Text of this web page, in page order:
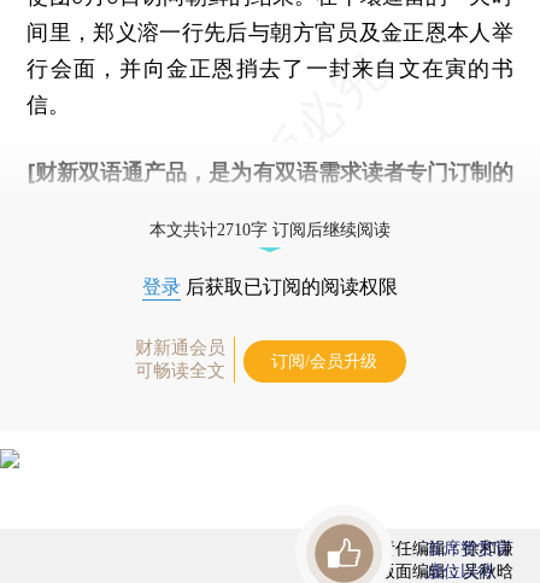
间里，郑义溶一行先后与朝方官员及金正恩本人举
行会面，并向金正恩捎去了一封来自文在寅的书
信。
[财新双语通产品，是为有双语需求读者专门订制的
本文共计2710字 订阅后继续阅读
登录 后获取已订阅的阅读权限
财新通会员
可畅读全文
订阅/会员升级
责任编辑：徐和谦
版面编辑：吴秋晗
首席赞赏官
虚位以待